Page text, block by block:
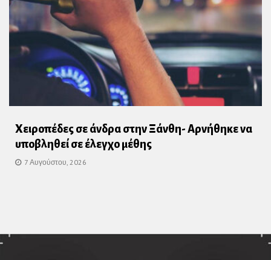
Χειροπέδες σε άνδρα στην Ξάνθη- Αρνήθηκε να
υποβληθεί σε έλεγχο μέθης
7 Αυγούστου, 2026